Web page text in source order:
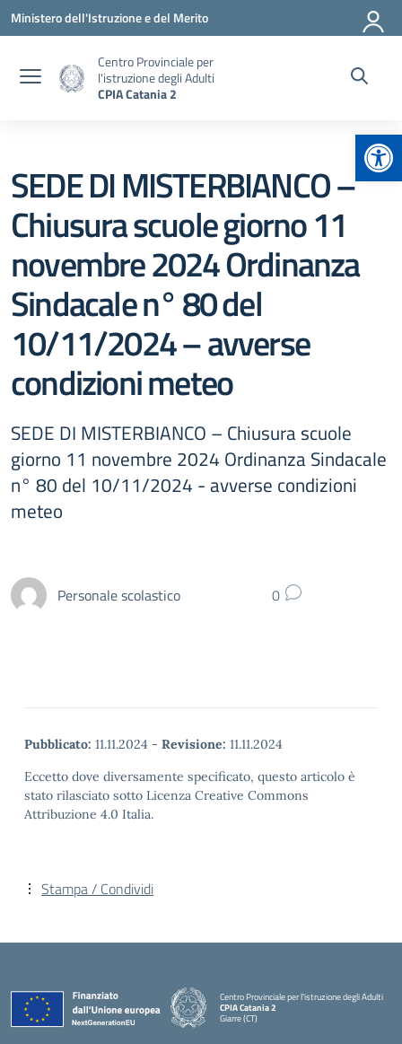
Vai ai contenuti
Vai al menu di navigazione
Vai al footer
Ministero dell'Istruzione e del Merito
Centro Provinciale per
l'istruzione degli Adulti
CPIA Catania 2
SEDE DI MISTERBIANCO –
Chiusura scuole giorno 11
novembre 2024 Ordinanza
Sindacale n° 80 del
10/11/2024 – avverse
condizioni meteo
SEDE DI MISTERBIANCO – Chiusura scuole
giorno 11 novembre 2024 Ordinanza Sindacale
n° 80 del 10/11/2024 - avverse condizioni
meteo
Personale scolastico 0
Pubblicato: 11.11.2024 - Revisione: 11.11.2024
Eccetto dove diversamente specificato, questo articolo è
stato rilasciato sotto Licenza Creative Commons
Attribuzione 4.0 Italia.
Stampa / Condividi
Centro Provinciale per l'istruzione degli Adulti
CPIA Catania 2
Giarre (CT)